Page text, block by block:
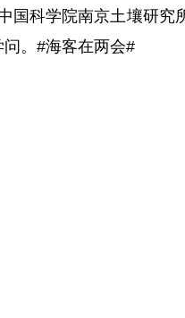
国科学院南京土壤研
。#海客在两会#